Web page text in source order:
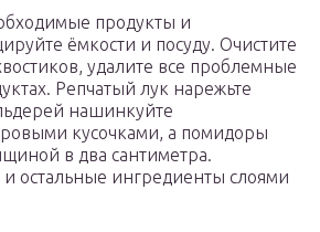
продукты и
ёмкости и посуду. Очистите
удалите все проблемные
Репчатый лук нарежьте
нашинкуйте
кусочками, а помидоры
в два сантиметра.
и остальные ингредиенты слоями